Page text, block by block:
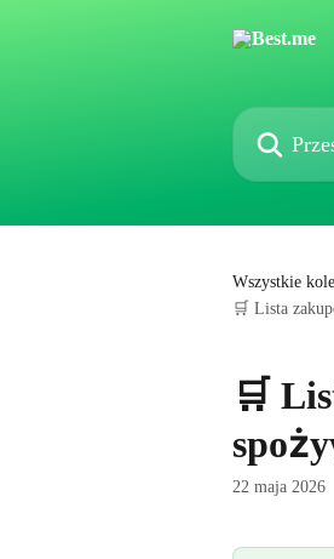
Przeszukaj
Wszystkie
🛒 Lista
🛒
22 maja 2026